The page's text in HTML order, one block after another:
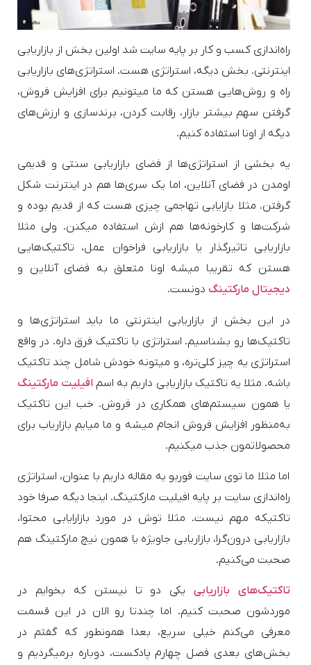
راه‌اندازی کسب و کار بر پایه سایت شد اولین بخش از بازاریابی
اینترنتی. بخش دیگه، استراتژی هست. استراتژی‌های بازاریابی
راه و روش‌هایی هستن که ما میتونیم برای افزایش فروش،
گرفتن سهم بیشتر بازار، رقابت کردن، برندسازی و ارزش‌های
دیگه‌ از اونا استفاده کنیم.
یه بخشی از استراتژی‌ها از فضای بازاریابی سنتی و قدیمی
اومدن در فضای آنلاین، اما یک سری‌ها هم در اینترنت شکل
گرفتن. مثلا بازایابی تهاجمی چیزی هست که از قدیم بوده و
شرکت‌ها و کارخونه‌ها هم ازش استفاده میکنن. ولی مثلا
بازاریابی تاثیرگذار یا بازاریابی فراخوان عمل، تاکتیک‌هایی
هستن که تقریبا میشه اونا متعلق به فضای آنلاین و
دیجیتال مارکتینگ دونست.
در این بخش از بازاریابی اینترنتی ما باید استراتژی‌ها و
تاکتیک‌ها رو بشناسیم. استراتژی با تاکتیک فرق داره. در واقع
استراتژی یه چیز کلی‌تره، و میتونه خودش شامل چند تاکتیک
باشه. مثلا یه تاکتیک بازاریابی داریم به اسم افیلیت مارکتینگ
یا همون سیستم‌های همکاری در فروش. خب این تاکتیک
به‌منظور افزایش فروش انجام میشه و ما میایم بازاریاب برای
محصولاتمون جذب میکنیم.
اما مثلا ما توی سایت فوربو یه مقاله داریم با عنوان، استراتژی
راه‌اندازی سایت بر پایه افیلیت مارکتینگ. اینجا دیگه صرفا خود
تاکتیکه مهم نیست. مثلا توش در مورد بازارایابی محتوا،
بازاریابی درون‌گرا، بازاریابی جاویژه یا همون نیچ مارکتینگ هم
صحبت می‌کنیم.
تاکتیک‌های بازاریابییکی دو تا نیستن که بخوایم در
موردشون صحبت کنیم. اما چندتا رو الان در این قسمت
معرفی می‌کنم خیلی سریع، بعدا همونطور که گفتم در
بخش‌های بعدی فصل چهارم پادکست، دوباره برمیگردیم و